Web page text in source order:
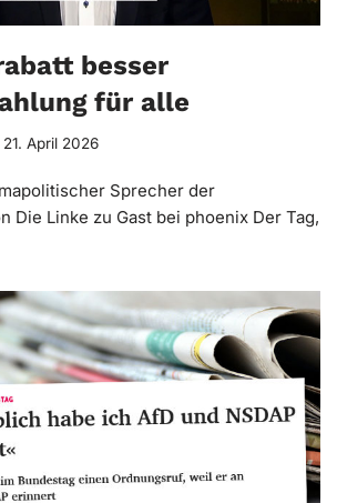
besser
für alle
21. April 2026
Sprecher der
Die Linke zu Gast bei phoenix Der Tag,